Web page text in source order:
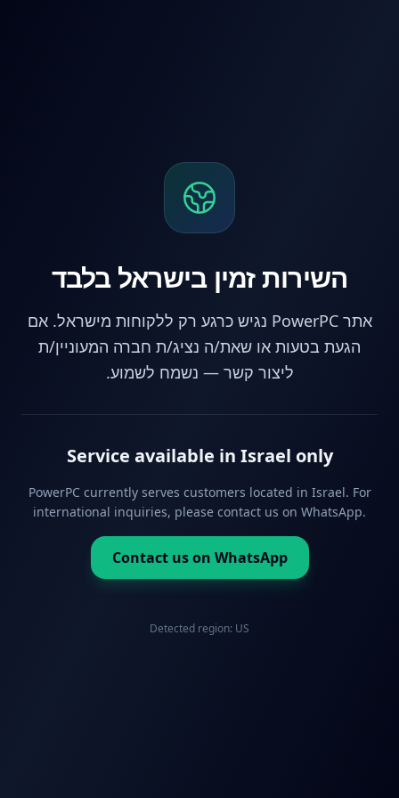
השירות זמין בישראל בלבד
אתר PowerPC נגיש כרגע רק ללקוחות מישראל. אם
הגעת בטעות או שאת/ה נציג/ת חברה המעוניין/ת
ליצור קשר — נשמח לשמוע.
Service available in Israel only
PowerPC currently serves customers located in Israel. For
international inquiries, please contact us on WhatsApp.
Contact us on WhatsApp
Detected region: US